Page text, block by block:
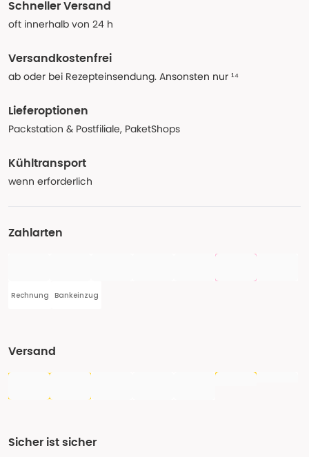
Schneller Versand
oft innerhalb von 24 h
Versandkostenfrei
ab oder bei Rezepteinsendung. Ansonsten nur ¹⁴
Lieferoptionen
Packstation & Postfiliale, PaketShops
Kühltransport
wenn erforderlich
Zahlarten
Rechnung Bankeinzug
Versand
Sicher ist sicher